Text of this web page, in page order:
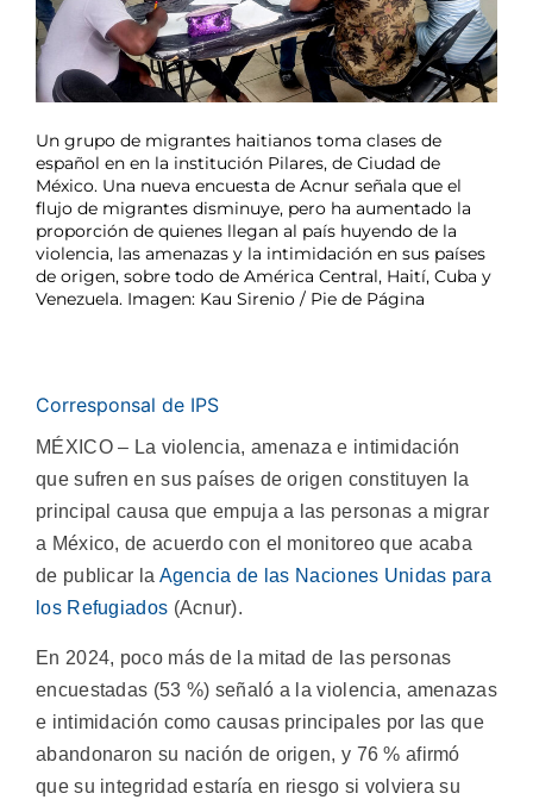
Un grupo de migrantes haitianos toma clases de
español en en la institución Pilares, de Ciudad de
México. Una nueva encuesta de Acnur señala que el
flujo de migrantes disminuye, pero ha aumentado la
proporción de quienes llegan al país huyendo de la
violencia, las amenazas y la intimidación en sus países
de origen, sobre todo de América Central, Haití, Cuba y
Venezuela. Imagen: Kau Sirenio / Pie de Página
Corresponsal de IPS
MÉXICO – La violencia, amenaza e intimidación
que sufren en sus países de origen constituyen la
principal causa que empuja a las personas a migrar
a México, de acuerdo con el monitoreo que acaba
de publicar la Agencia de las Naciones Unidas para
los Refugiados (Acnur).
En 2024, poco más de la mitad de las personas
encuestadas (53 %) señaló a la violencia, amenazas
e intimidación como causas principales por las que
abandonaron su nación de origen, y 76 % afirmó
que su integridad estaría en riesgo si volviera su